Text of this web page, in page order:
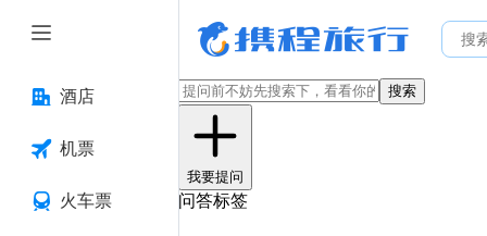
酒店
机票
火车票
搜索
我要提问
问答标签